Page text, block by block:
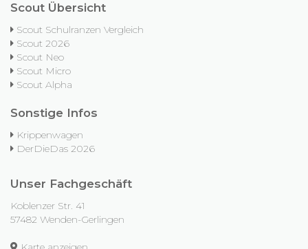
Scout Übersicht
Scout Schulranzen Vergleich
Scout 2026
Scout Neo
Scout Micro
Scout Alpha
Sonstige Infos
Krippenwagen
DerDieDas 2026
Unser Fachgeschäft
Koblenzer Str. 41
57482 Wenden-Gerlingen